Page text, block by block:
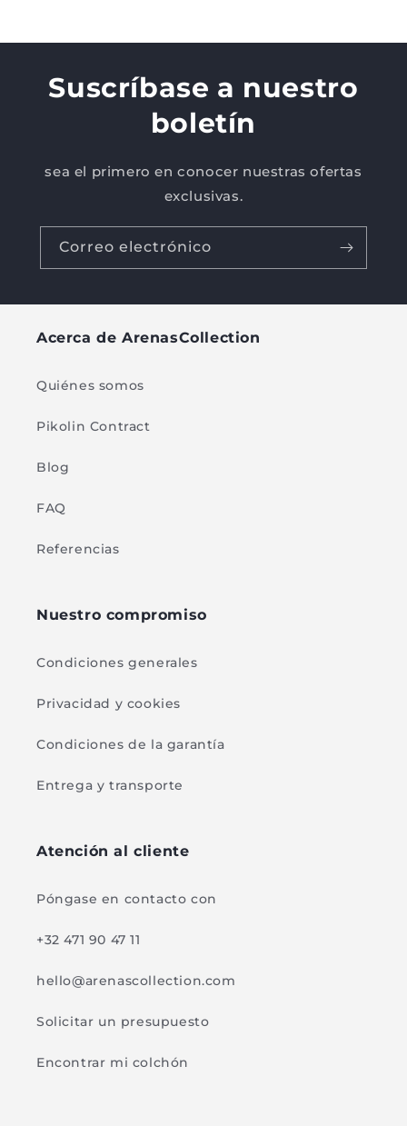
Suscríbase a nuestro
boletín
sea el primero en conocer nuestras ofertas
exclusivas.
Correo electrónico
Acerca de ArenasCollection
Quiénes somos
Pikolin Contract
Blog
FAQ
Referencias
Nuestro compromiso
Condiciones generales
Privacidad y cookies
Condiciones de la garantía
Entrega y transporte
Atención al cliente
Póngase en contacto con
+32 471 90 47 11
hello@arenascollection.com
Solicitar un presupuesto
Encontrar mi colchón